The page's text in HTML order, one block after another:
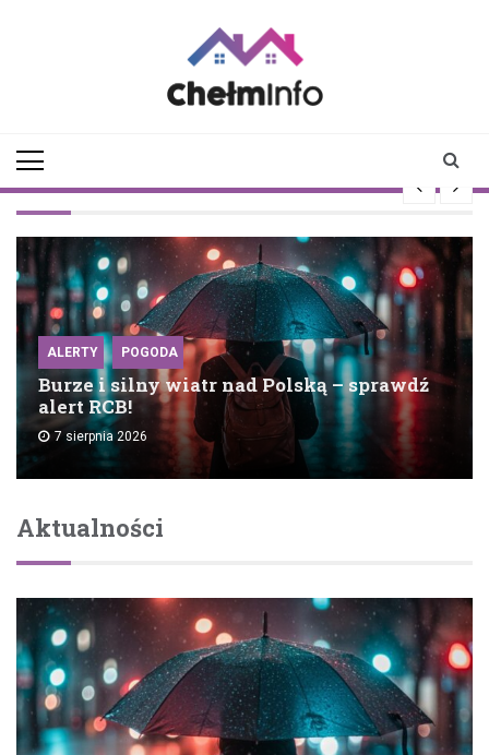
ALERTY POGODA
Burze i silny wiatr nad Polską – sprawdź
alert RCB!
7 sierpnia 2026
Aktualności